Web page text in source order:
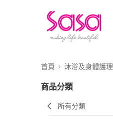
首頁 沐浴及身體護理
商品分類
所有分類